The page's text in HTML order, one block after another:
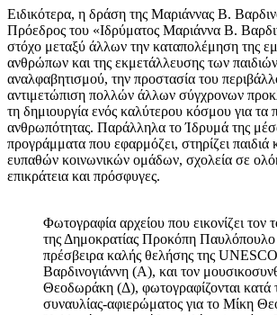
Ειδικότερα, η δράση της Μαριάννας Β.
Πρόεδρος του «Ιδρύματος Μαριάννα Β.
στόχο μεταξύ άλλων την καταπολέμηση της
ανθρώπων και της εκμετάλλευσης των
αναλφαβητισμού, την προστασία του
αντιμετώπιση πολλών άλλων σύγχρονων
τη δημιουργία ενός καλύτερου κόσμου για τα
ανθρωπότητας. Παράλληλα το Ίδρυμά της
προγράμματα που εφαρμόζει, στηρίζει παιδιά
ευπαθών κοινωνικών ομάδων, σχολεία σε
επικράτεια και πρόσφυγες.
Φωτογραφία αρχείου που εικονίζει τον
της Δημοκρατίας Προκόπη
πρέσβειρα καλής θελήσης της
Βαρδινογιάννη (Α), και τον
Θεοδωράκη (Δ), φωτογραφίζονται κατά
συναυλίας-αφιερώματος για το Μίκη